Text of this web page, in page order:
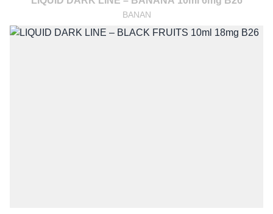
BANAN